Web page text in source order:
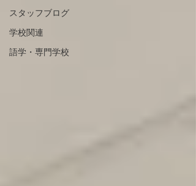
スタッフブログ
学校関連
語学・専門学校